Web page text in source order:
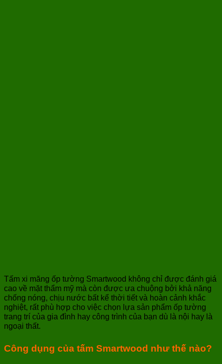
Tấm xi măng ốp tường Smartwood không chỉ được đánh giá
cao về mặt thẩm mỹ mà còn được ưa chuộng bởi khả năng
chống nóng, chịu nước bất kể thời tiết và hoàn cảnh khắc
nghiệt, rất phù hợp cho việc chọn lựa sản phẩm ốp tường
trang trí của gia đình hay công trình của bạn dù là nội hay là
ngoại thất.
Công dụng của tấm Smartwood như thế nào?